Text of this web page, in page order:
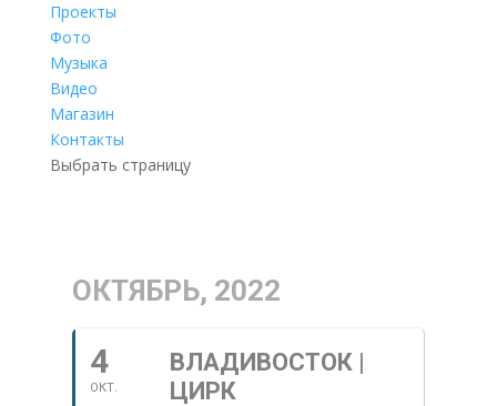
Проекты
Фото
Музыка
Видео
Магазин
Контакты
Выбрать страницу
ОКТЯБРЬ, 2022
4
ОКТ.
ВЛАДИВОСТОК |
ЦИРК